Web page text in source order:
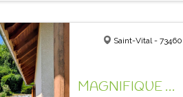
Saint-Vital - 73460
MAGNIFIQUE VUE MONTAGNES !